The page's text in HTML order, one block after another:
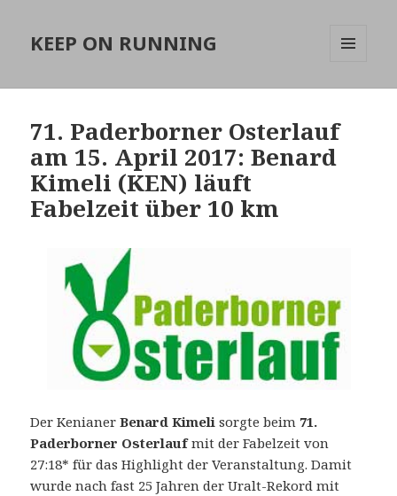
KEEP ON RUNNING
71. Paderborner Osterlauf
am 15. April 2017: Benard
Kimeli (KEN) läuft
Fabelzeit über 10 km
Der KenianerBenard Kimeli sorgte beim 71.
Paderborner Osterlaufmit der Fabelzeit von
27:18* für das Highlight der Veranstaltung. Damit
wurde nach fast 25 Jahren der Uralt-Rekord mit